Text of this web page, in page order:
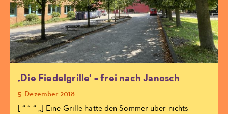
‚Die Fiedelgrille‘ – frei nach Janosch
5. Dezember 2018
[ “ “ “ „] Eine Grille hatte den Sommer über nichts